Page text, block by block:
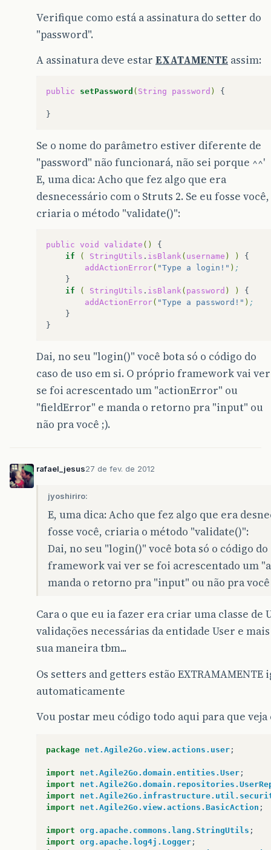
Verifique como está a assinatura do setter do
"password".
A assinatura deve estar EXATAMENTE assim:
public setPassword ( String password )
Se o nome do parâmetro estiver diferente de
"password" não funcionará, não sei porque ^^'
E, uma dica: Acho que fez algo que era
desnecessário com o Struts 2. Se eu fosse você,
criaria o método "validate()":
public void validate ()
if
( StringUtils . isBlank( username ) )
{
addActionError( "Type a login!" ) ;
}
if
( StringUtils . isBlank( password ) )
{
addActionError( "Type a password!" ) ;
}
Dai, no seu "login()" você bota só o código do
caso de uso em si. O próprio framework vai ver
se foi acrescentado um "actionError" ou
"fieldError" e manda o retorno pra "input" ou
não pra você ;).
rafael_jesus27 de fev. de 2012
jyoshiriro:
E, uma dica: Acho que fez algo que era
fosse você, criaria o método "validate()":
Dai, no seu "login()" você bota só o código
framework vai ver se foi acrescentado um
manda o retorno pra "input" ou não pra você
Cara o que eu ia fazer era criar uma classe de
validações necessárias da entidade User e
sua maneira tbm...
Os setters and getters estão
automaticamente
Vou postar meu código todo aqui para que
package net.Agile2Go.view.actions.user ;
import net.Agile2Go.domain.entities.User ;
import
import
import
net.Agile2Go.view.actions.BasicAction ;
import org.apache.commons.lang.StringUtils ;
import org.apache.log4j.Logger ;